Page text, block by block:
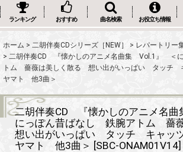
ランキング おすすめ 曲名検索 お役立ち情報
ホーム > 二胡伴奏CDシリーズ［NEW］ > レパートリー
> 二胡伴奏CD 『懐かしのアニメ名曲集 Vol.1』 ＜
トム 薔薇は美しく散る 想い出がいっぱい タッチ
ヤマト 他3曲＞
二胡伴奏CD 『懐かしのアニメ名
にっぽん昔ばなし 鉄腕アトム 薔
想い出がいっぱい タッチ キャッ
ヤマト 他3曲＞ [SBC-ONAM01V14]